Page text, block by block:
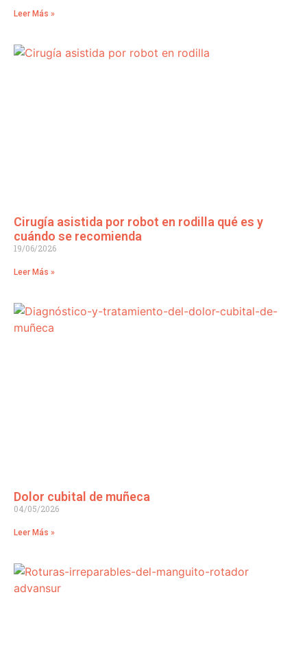
Leer Más »
Cirugía asistida por robot en rodilla qué es y
cuándo se recomienda
19/06/2026
Leer Más »
Dolor cubital de muñeca
04/05/2026
Leer Más »